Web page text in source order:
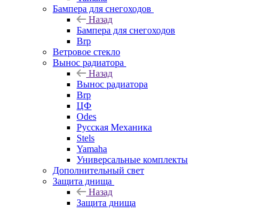
Бампера для снегоходов
Назад
Бампера для снегоходов
Brp
Ветровое стекло
Вынос радиатора
Назад
Вынос радиатора
Brp
ЦФ
Odes
Русская Механика
Stels
Yamaha
Универсальные комплекты
Дополнительный свет
Защита днища
Назад
Защита днища